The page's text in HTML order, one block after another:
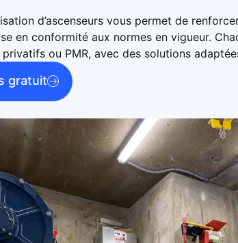
d’ascenseurs vous permet de
en conformité aux normes en vigueur.
ou PMR, avec des solutions
gratuit